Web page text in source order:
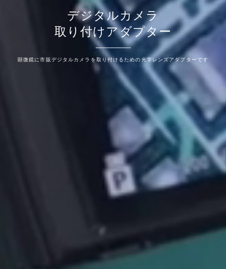
デジタルカメラ
取り付けアダプター
顕微鏡に市販デジタルカメラを取り付けるための光学レンズアダプターです